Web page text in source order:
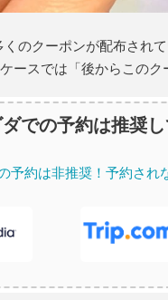
くのクーポンが配布され
ースでは「後からこの
での予約は推奨
予約は非推奨！予約され